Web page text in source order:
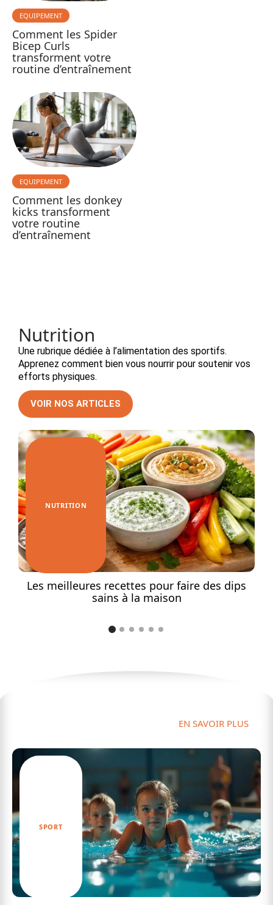
EQUIPEMENT
Comment les Spider
Bicep Curls
transforment votre
routine d’entraînement
EQUIPEMENT
Comment les donkey
kicks transforment
votre routine
d’entraînement
Nutrition
Une rubrique dédiée à l’alimentation des sportifs.
Apprenez comment bien vous nourrir pour soutenir vos
efforts physiques.
VOIR NOS ARTICLES
NUTRITION
Les meilleures recettes pour faire des dips
sains à la maison
EN SAVOIR PLUS
SPORT